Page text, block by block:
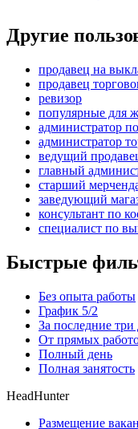
Другие
продавец на
продавец
ревизор
популярные для
администратор
администратор
ведущий
главный
старший
заведующий
консультант по
специалист по
Быстрые
Без опыта работы
График 5/2
За последние три
От прямых
Полный день
Полная занятость
HeadHunter
Размещение